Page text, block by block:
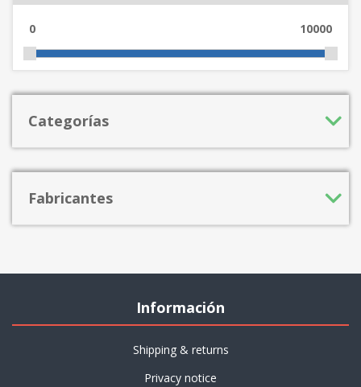
0 10000
Categorías
Fabricantes
Información
Shipping & returns
Privacy notice